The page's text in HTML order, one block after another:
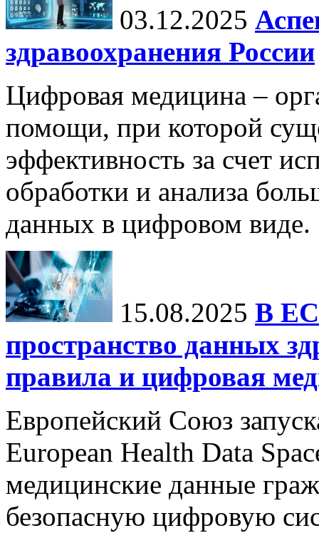
03.12.2025
здравоохранения России
Цифровая медицина –
помощи, при которой
эффективность за счет
обработки и анализа
данных в цифровом виде.
15.08.2025 В ЕС
пространство данных
правила и цифровая
Европейский Союз
European Health Data
медицинские данные
безопасную цифровую